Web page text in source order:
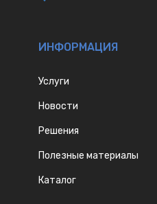
ИНФОРМАЦИЯ
Услуги
Новости
Решения
Полезные материалы
Каталог